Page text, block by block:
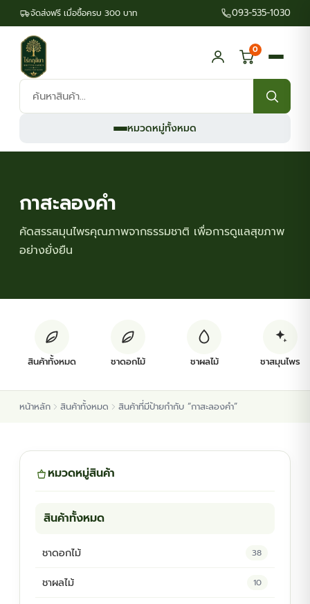
จัดส่งฟรี เมื่อซื้อครบ 300 บาท 093-535-1030
ค้นหา
สินค้า:
0
หมวดหมู่ทั้งหมด
ต้นพันธุ์สมุนไพร
ต้นพันธุ์ไม้ป่า
กาสะลองคำ
คัดสรรสมุนไพรคุณภาพจากธรรมชาติ เพื่อการดูแลสุขภาพ
อย่างยั่งยืน
สินค้าทั้งหมด ชาดอกไม้ ชาผลไม้ ชาสมุนไพร
หน้าหลัก สินค้าทั้งหมด สินค้าที่มีป้ายกำกับ “กาสะลองคำ”
หมวดหมู่สินค้า
สินค้าทั้งหมด
ชาดอกไม้ 38
ชาผลไม้ 10